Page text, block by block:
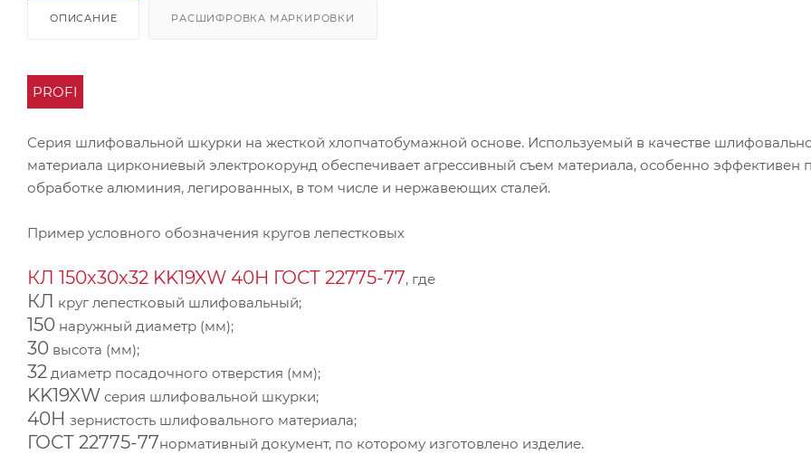
ОПИСАНИЕ РАСШИФРОВКА МАРКИРОВКИ
PROFI
Серия шлифовальной шкурки на жесткой хлопчатобумажной основе. Используемый в качестве
материала циркониевый электрокорунд обеспечивает агрессивный съем материала, особенно эффективен
обработке алюминия, легированных, в том числе и нержавеющих сталей.
Пример условного обозначения кругов лепестковых
КЛ 150х30х32 KK19XW 40Н ГОСТ 22775-77, где
КЛ круг лепестковый шлифовальный;
150 наружный диаметр (мм);
30 высота (мм);
32 диаметр посадочного отверстия (мм);
KK19XW серия шлифовальной шкурки;
40Н зернистость шлифовального материала;
ГОСТ 22775-77нормативный документ, по которому изготовлено изделие.